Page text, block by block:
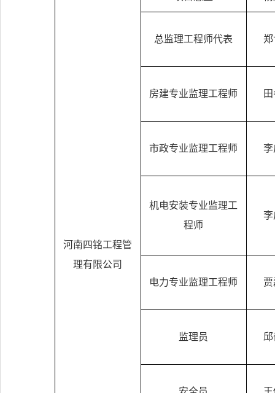
河南四铭工程管
理有限公司
总监理工程师代表 郑
房建专业监理工程师
市政专业监理工程师 李
机电安装专业监理工
程师
李
电力专业监理工程师
监理员